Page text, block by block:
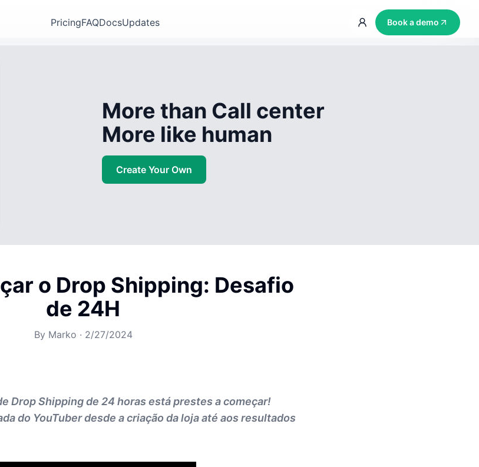
PricingFAQDocsUpdates Book a demo
More than Call center
More like human
Create Your Own
o Drop Shipping: Desafio
de 24H
By Marko · 2/27/2024
Drop Shipping de 24 horas está prestes a começar!
do YouTuber desde a criação da loja até aos resultados